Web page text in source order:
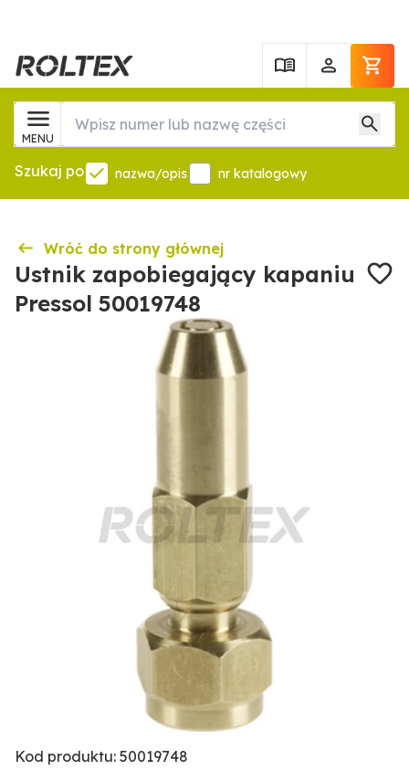
MENU
Szukaj po nazwa/opis nr katalogowy
Wróć do strony głównej
Ustnik zapobiegający kapaniu
Pressol 50019748
Kod produktu: 50019748